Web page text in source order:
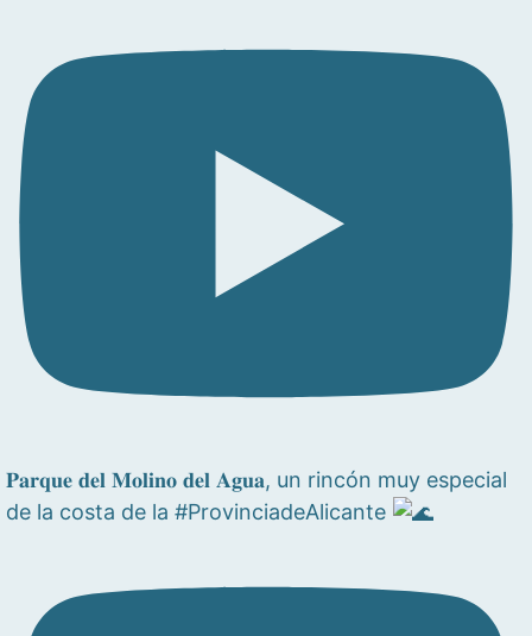
𝐏𝐚𝐫𝐪𝐮𝐞 𝐝𝐞𝐥 𝐌𝐨𝐥𝐢𝐧𝐨 𝐝𝐞𝐥 𝐀𝐠𝐮𝐚, un rincón muy especial
de la costa de la #ProvinciadeAlicante